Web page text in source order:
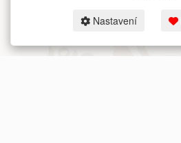
Nastavení